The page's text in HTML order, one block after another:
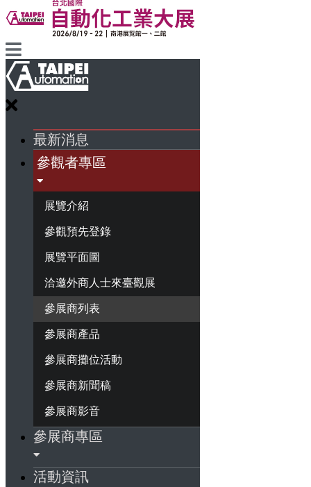
最新消息
參觀者專區
展覽介紹
參觀預先登錄
展覽平面圖
洽邀外商人士來臺觀展
參展商列表
參展商產品
參展商攤位活動
參展商新聞稿
參展商影音
參展商專區
活動資訊